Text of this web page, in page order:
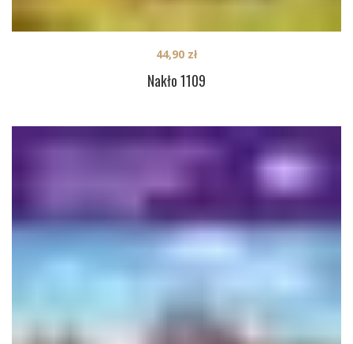
Nakło 1109
44,90 zł